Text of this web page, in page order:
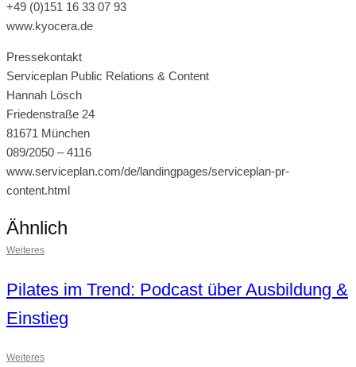
+49 (0)151 16 33 07 93
www.kyocera.de
Pressekontakt
Serviceplan Public Relations & Content
Hannah Lösch
Friedenstraße 24
81671 München
089/2050 – 4116
www.serviceplan.com/de/landingpages/serviceplan-pr-
content.html
Ähnlich
Weiteres
Pilates im Trend: Podcast über Ausbildung &
Einstieg
Weiteres